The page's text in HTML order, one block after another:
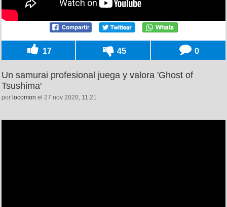
17 45 0
Un samurai profesional juega y valora 'Ghost of
Tsushima'
por locomon el 27 nov 2020, 11:21